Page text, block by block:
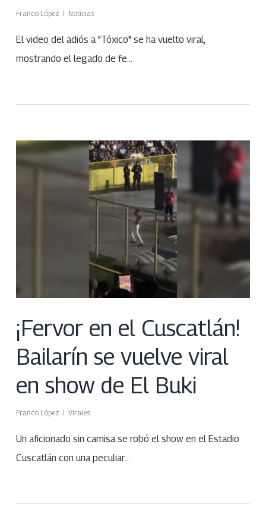
Franco López Noticias
El video del adiós a "Tóxico" se ha vuelto viral,
mostrando el legado de fe…
¡Fervor en el Cuscatlán!
Bailarín se vuelve viral
en show de El Buki
Franco López Virales
Un aficionado sin camisa se robó el show en el Estadio
Cuscatlán con una peculiar…